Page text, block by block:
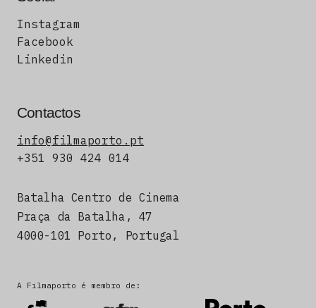
Instagram
Facebook
Linkedin
Contactos
info@filmaporto.pt
+351 930 424 014
Batalha Centro de Cinema
Praça da Batalha, 47
4000-101 Porto, Portugal
A Filmaporto é membro de: